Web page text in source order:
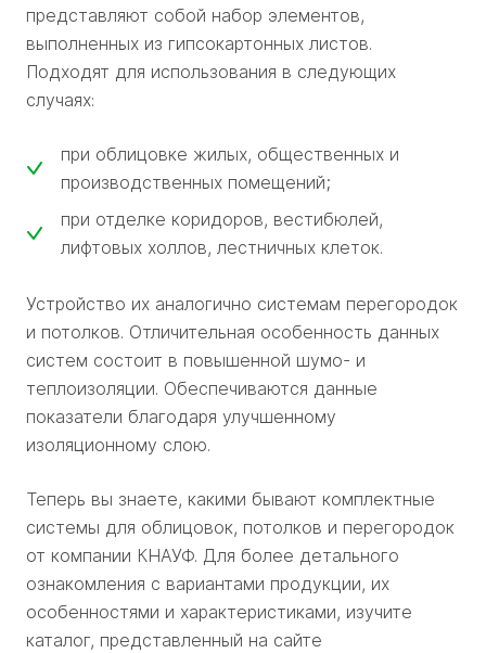
представляют собой набор элементов,
выполненных из гипсокартонных листов.
Подходят для использования в следующих
случаях:
при облицовке жилых, общественных и
производственных помещений;
при отделке коридоров, вестибюлей,
лифтовых холлов, лестничных клеток.
Устройство их аналогично системам перегородок
и потолков. Отличительная особенность данных
систем состоит в повышенной шумо- и
теплоизоляции. Обеспечиваются данные
показатели благодаря улучшенному
изоляционному слою.
Теперь вы знаете, какими бывают комплектные
системы для облицовок, потолков и перегородок
от компании КНАУФ. Для более детального
ознакомления с вариантами продукции, их
особенностями и характеристиками, изучите
каталог, представленный на сайте